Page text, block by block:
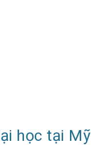
học tại Mỹ